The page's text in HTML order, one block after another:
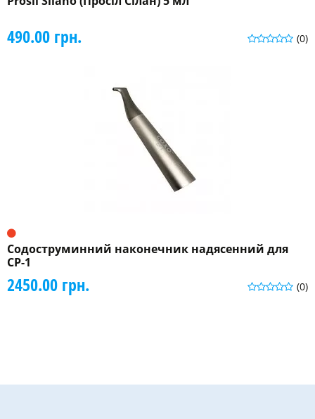
(0)
490.00 грн.
Содоструминний наконечник надясенний для
CP-1
(0)
2450.00 грн.